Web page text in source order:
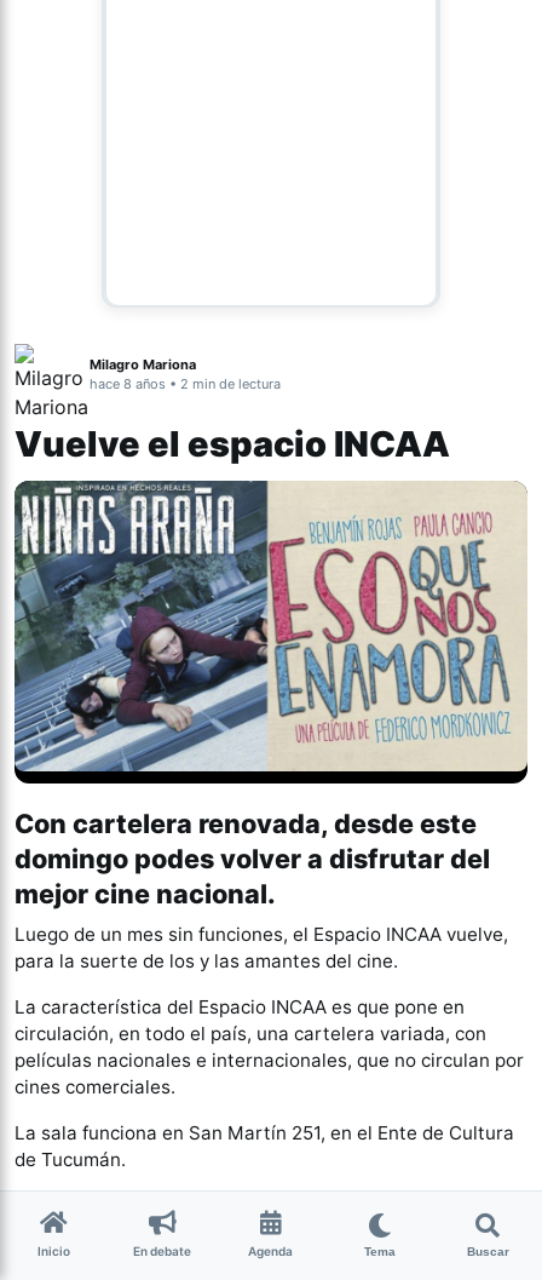
Milagro Mariona
hace 8 años • 2 min de lectura
Vuelve el espacio INCAA
Con cartelera renovada, desde este
domingo podes volver a disfrutar del
mejor cine nacional.
Luego de un mes sin funciones, el Espacio INCAA vuelve,
para la suerte de los y las amantes del cine.
La característica del Espacio INCAA es que pone en
circulación, en todo el país, una cartelera variada, con
películas nacionales e internacionales, que no circulan por
cines comerciales.
La sala funciona en San Martín 251, en el Ente de Cultura
de Tucumán.
Eso que nos enamora
Horarios: domingo 27/01 a las 20hs – Lunes 28 a las
Inicio En debate Agenda Tema Buscar